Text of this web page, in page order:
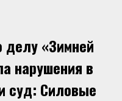
«Зимней
нарушения в
суд: Силовые